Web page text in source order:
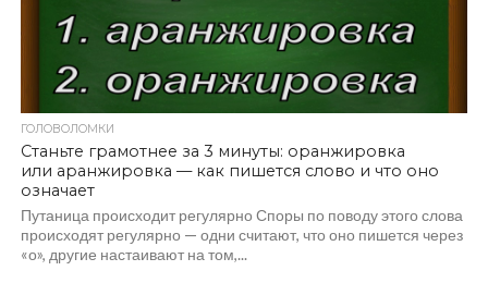
ГОЛОВОЛОМКИ
Станьте грамотнее за 3 минуты: оранжировка
или аранжировка — как пишется слово и что оно
означает
Путаница происходит регулярно Споры по поводу этого слова
происходят регулярно — одни считают, что оно пишется через
«о», другие настаивают на том,...